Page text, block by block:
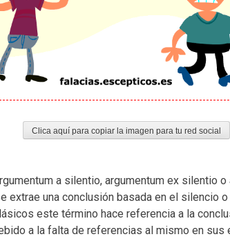
Clica aquí para copiar la imagen para tu red social
a silentio, argumentum ex silentio
extrae una conclusión basada en el silencio
este término hace referencia a la
a la falta de referencias al mismo en sus